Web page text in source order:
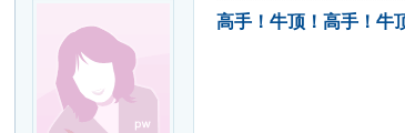
高手！牛顶！高手！牛